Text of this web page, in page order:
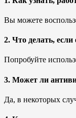
Вы можете
2. Что делать,
Попробуйте
3. Может ли
Да, в некоторых